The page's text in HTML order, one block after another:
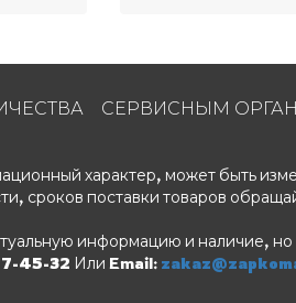
СЕРВИСНЫМ
характер, может быть
сроков поставки товаров
информацию и наличие,
45-32 Или Email: